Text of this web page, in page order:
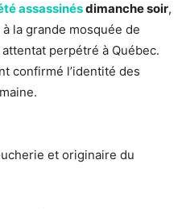
assassinésdimanche soir,
la grande mosquée de
perpétré à Québec.
confirmé l’identité des
et originaire du